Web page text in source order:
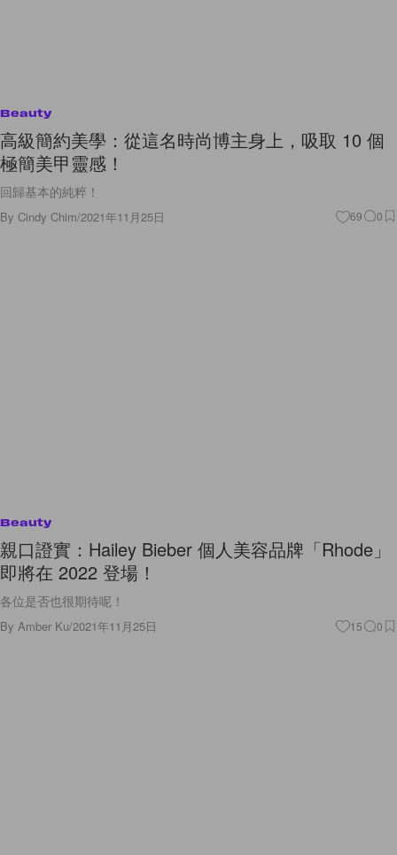
Beauty
高級簡約美學：從這名時尚博主身上，吸取 10 個
極簡美甲靈感！
回歸基本的純粹！
By Cindy Chim/2021年11月25日 69 0
Beauty
親口證實：Hailey Bieber 個人美容品牌「Rhode」
即將在 2022 登場！
各位是否也很期待呢！
By Amber Ku/2021年11月25日 15 0